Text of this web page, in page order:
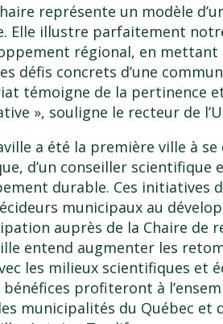
représente un modèle
Elle illustre parfaitement
régional, en
défis concrets d’une
témoigne de la pertinence
», souligne le recteur de
a été la première ville à
d’un conseiller scientifique
durable. Ces initiatives
municipaux au
auprès de la Chaire de
entend augmenter les
les milieux scientifiques et
bénéfices profiteront à
municipalités du Québec et